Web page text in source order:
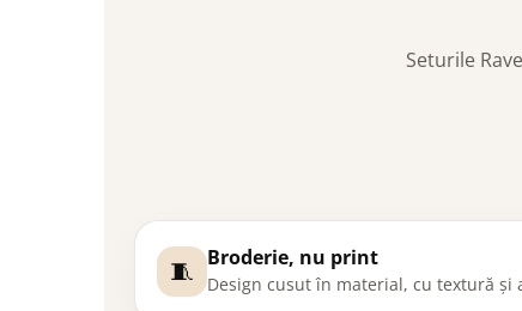
Seturile
🧵 Broderie, nu print
Design cusut în material, cu textură și